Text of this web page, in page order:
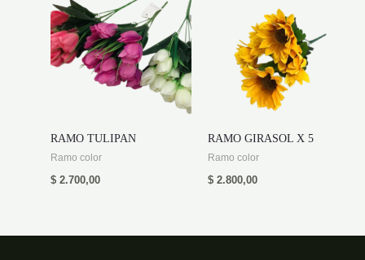
RAMO TULIPAN
Ramo color
$ 2.700,00
RAMO GIRASOL X 5
Ramo color
$ 2.800,00